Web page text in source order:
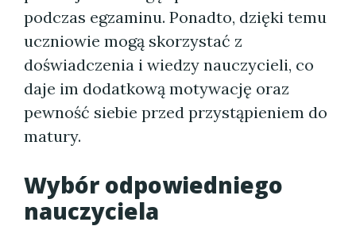
podczas egzaminu. Ponadto, dzięki temu
uczniowie mogą skorzystać z
doświadczenia i wiedzy nauczycieli, co
daje im dodatkową motywację oraz
pewność siebie przed przystąpieniem do
matury.
Wybór odpowiedniego
nauczyciela